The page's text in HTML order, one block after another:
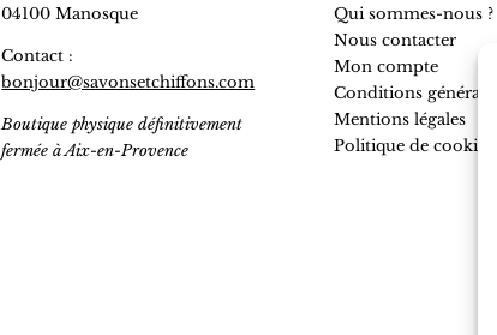
04100 Manosque
Contact :
bonjour@savonsetchiffons.com
Boutique physique définitivement
fermée à Aix-en-Provence
Qui sommes-nous ?
Nous contacter
Mon compte
Conditions
Mentions légales
Politique de cookies